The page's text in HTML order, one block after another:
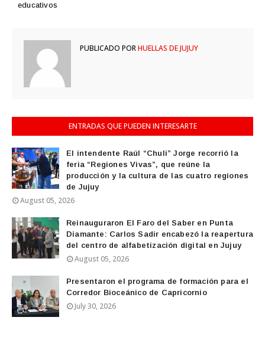
educativos
PUBLICADO PORHUELLAS DE JUJUY
ENTRADAS QUE PUEDEN INTERESARTE
El intendente Raúl “Chuli” Jorge recorrió la
feria “Regiones Vivas”, que reúne la
producción y la cultura de las cuatro regiones
de Jujuy
August 05, 2026
Reinauguraron El Faro del Saber en Punta
Diamante: Carlos Sadir encabezó la reapertura
del centro de alfabetización digital en Jujuy
August 05, 2026
Presentaron el programa de formación para el
Corredor Bioceánico de Capricornio
July 30, 2026